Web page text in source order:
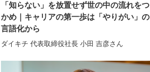
「知らない」を放置せず世の中の流れをつ
かめ｜キャリアの第一歩は「やりがい」の
言語化から
ダイキチ 代表取締役社長 小田 吉彦さん